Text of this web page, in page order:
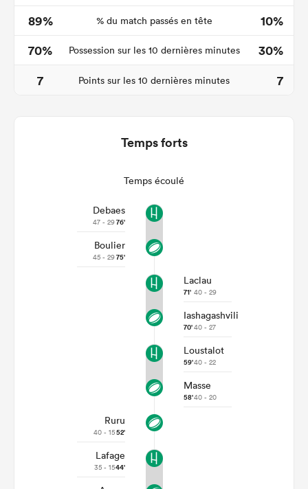
89%
% du match passés en tête
10%
70%
Possession sur les 10 dernières minutes
30%
7
Points sur les 10 dernières minutes 7
Temps forts
Temps écoulé
Debaes
47 - 2976'
Boulier
45 - 2975'
Laclau
71' 40 - 29
Iashagashvili
70'40 - 27
Loustalot
59'40 - 22
Masse
58'40 - 20
Ruru
40 - 1552'
Lafage
35 - 1544'